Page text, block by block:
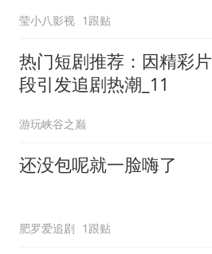
莹小八影视 1跟贴
热门短剧推荐：因精彩片
段引发追剧热潮_11
游玩峡谷之巅
还没包呢就一脸嗨了
肥罗爱追剧 1跟贴